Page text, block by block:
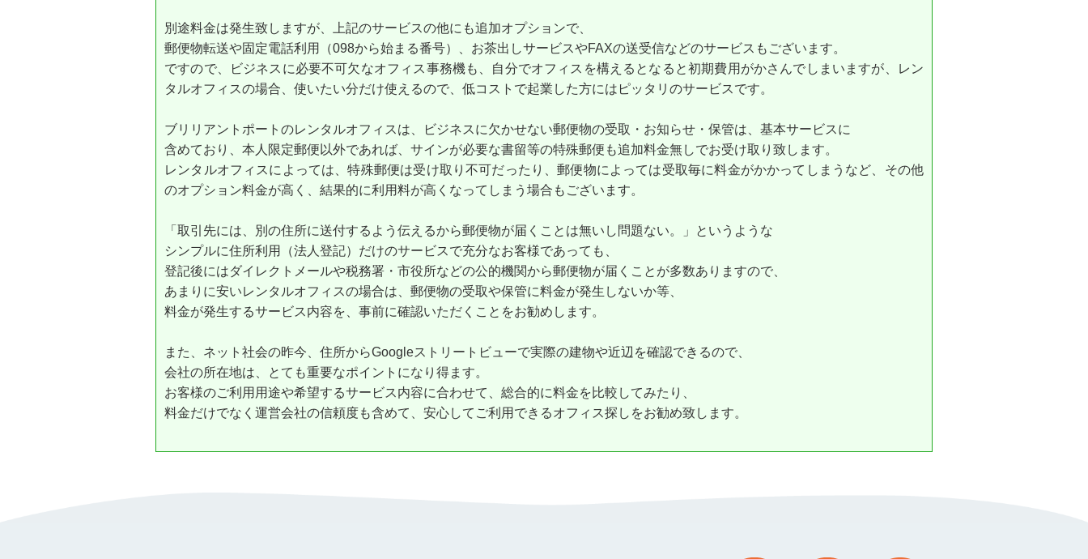
別途料金は発生致しますが、上記のサービスの他にも追加オプションで、
郵便物転送や固定電話利用（098から始まる番号）、お茶出しサービスやFAXの送受信などのサービスもございます。
ですので、ビジネスに必要不可欠なオフィス事務機も、自分でオフィスを構えるとなると初期費用がかさんでしまいますが、レン
タルオフィスの場合、使いたい分だけ使えるので、低コストで起業した方にはピッタリのサービスです。
ブリリアントポートのレンタルオフィスは、ビジネスに欠かせない郵便物の受取・お知らせ・保管は、基本サービスに
含めており、本人限定郵便以外であれば、サインが必要な書留等の特殊郵便も追加料金無しでお受け取り致します。
レンタルオフィスによっては、特殊郵便は受け取り不可だったり、郵便物によっては受取毎に料金がかかってしまうなど、その他
のオプション料金が高く、結果的に利用料が高くなってしまう場合もございます。
「取引先には、別の住所に送付するよう伝えるから郵便物が届くことは無いし問題ない。」というような
シンプルに住所利用（法人登記）だけのサービスで充分なお客様であっても、
登記後にはダイレクトメールや税務署・市役所などの公的機関から郵便物が届くことが多数ありますので、
あまりに安いレンタルオフィスの場合は、郵便物の受取や保管に料金が発生しないか等、
料金が発生するサービス内容を、事前に確認いただくことをお勧めします。
また、ネット社会の昨今、住所からGoogleストリートビューで実際の建物や近辺を確認できるので、
会社の所在地は、とても重要なポイントになり得ます。
お客様のご利用用途や希望するサービス内容に合わせて、総合的に料金を比較してみたり、
料金だけでなく運営会社の信頼度も含めて、安心してご利用できるオフィス探しをお勧め致します。